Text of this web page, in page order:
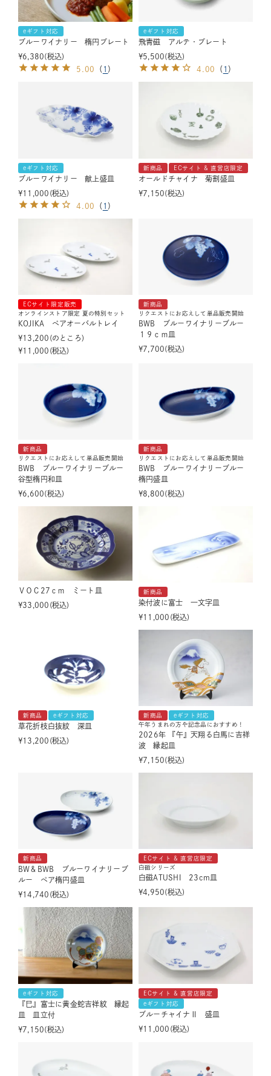
eギフト対応
ブルーワイナリー 楕円プレート
¥6,380 税込
5.00
（ 1 ）
eギフト対応
飛青磁 アルテ・プレート
¥5,500 税込
4.00
（ 1 ）
eギフト対応
ブルーワイナリー 献上盛皿
¥11,000 税込
4.00
（ 1 ）
新商品 ECサイト & 直営店限定
オールドチャイナ 菊割盛皿
¥7,150 税込
ECサイト限定販売
オンラインストア限定 夏の特別セット
KOJIKA ペアオーバルトレイ
¥13,200 のところ
¥11,000 税込
新商品
リクエストにお応えして単品販売開始
BWB ブルーワイナリーブルー
１９ｃｍ皿
¥7,700 税込
新商品
リクエストにお応えして単品販売開始
BWB ブルーワイナリーブルー
谷型楕円和皿
¥6,600 税込
新商品
リクエストにお応えして単品販売開始
BWB ブルーワイナリーブルー
楕円盛皿
¥8,800 税込
ＶＯＣ27ｃｍ ミート皿
¥33,000 税込
新商品
染付波に富士 一文字皿
¥11,000 税込
新商品 eギフト対応
草花折枝白抜紋 深皿
¥13,200 税込
新商品
eギフト対応
午年うまれの方や記念品におすすめ！
2026年 『午』天翔る白馬に吉祥
波 縁起皿
¥7,150 税込
新商品
BW＆BWB ブルーワイナリーブ
ルー ペア楕円盛皿
¥14,740 税込
ECサイト & 直営店限定
白磁シリーズ
白磁ATUSHI 23cm皿
¥4,950 税込
eギフト対応
『巳』富士に黄金蛇吉祥紋 縁起
皿 皿立付
¥7,150 税込
ECサイト & 直営店限定
eギフト対応
ブルーチャイナⅡ 盛皿
¥11,000 税込